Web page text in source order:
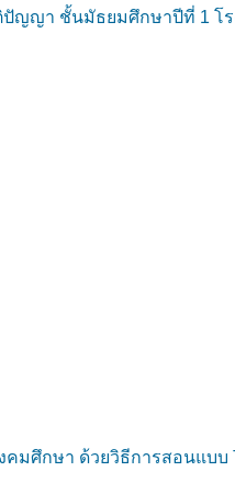
ญญา ชั้นมัธยมศึกษาปีที่ 1 โ
มศึกษา ด้วยวิธีการสอนแบบ